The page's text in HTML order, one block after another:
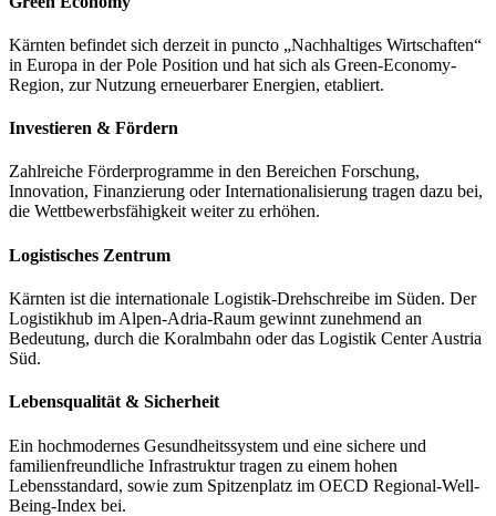
Kärnten befindet sich derzeit in puncto „Nachhaltiges Wirtschaften“
in Europa in der Pole Position und hat sich als Green-Economy-
Region, zur Nutzung erneuerbarer Energien, etabliert.
Investieren & Fördern
Zahlreiche Förderprogramme in den Bereichen Forschung,
Innovation, Finanzierung oder Internationalisierung tragen dazu bei,
die Wettbewerbsfähigkeit weiter zu erhöhen.
Logistisches Zentrum
Kärnten ist die internationale Logistik-Drehschreibe im Süden. Der
Logistikhub im Alpen-Adria-Raum gewinnt zunehmend an
Bedeutung, durch die Koralmbahn oder das Logistik Center Austria
Süd.
Lebensqualität & Sicherheit
Ein hochmodernes Gesundheitssystem und eine sichere und
familienfreundliche Infrastruktur tragen zu einem hohen
Lebensstandard, sowie zum Spitzenplatz im OECD Regional-Well-
Being-Index bei.